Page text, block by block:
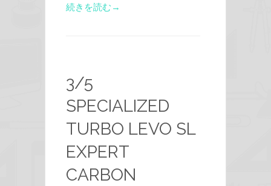
続きを読む→
3/5
SPECIALIZED
TURBO LEVO SL
EXPERT
CARBON